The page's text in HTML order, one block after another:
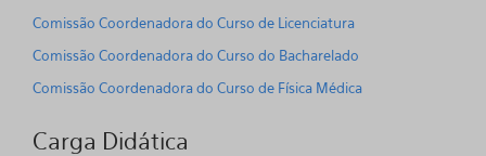
Comissão Coordenadora do Curso de Licenciatura
Comissão Coordenadora do Curso do Bacharelado
Comissão Coordenadora do Curso de Física Médica
Carga Didática